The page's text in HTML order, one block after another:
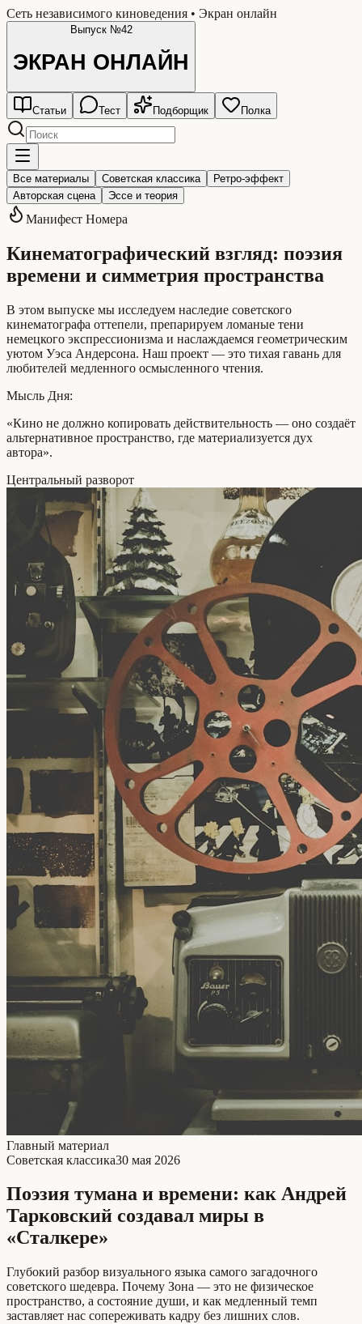
Сеть независимого киноведения • Экран онлайн
Выпуск №42
ЭКРАН ОНЛАЙН
Статьи Тест Подборщик Полка
Все материалы Советская классика
Ретро-эффект
Авторская сцена
Эссе и теория
Манифест Номера
Кинематографический взгляд: поэзия
времени и симметрия пространства
В этом выпуске мы исследуем наследие советского
кинематографа оттепели, препарируем ломаные тени
немецкого экспрессионизма и наслаждаемся геометрическим
уютом Уэса Андерсона. Наш проект — это тихая гавань для
любителей медленного осмысленного чтения.
Мысль Дня:
«Кино не должно копировать действительность — оно создаёт
альтернативное пространство, где материализуется дух
автора».
Центральный разворот
Главный материал
Советская классика30 мая 2026
Поэзия тумана и времени: как Андрей
Тарковский создавал миры в
«Сталкере»
Глубокий разбор визуального языка самого загадочного
советского шедевра. Почему Зона — это не физическое
пространство, а состояние души, и как медленный темп
заставляет нас сопереживать кадру без лишних слов.